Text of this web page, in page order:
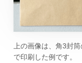
上の画像は、角3封
で印刷した例です。